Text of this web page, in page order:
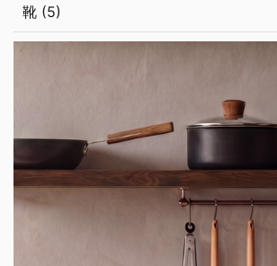
靴 (5)